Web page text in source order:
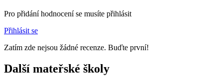
Pro přidání hodnocení se musíte přihlásit
Přihlásit se
Zatím zde nejsou žádné recenze. Buďte první!
Další mateřské školy